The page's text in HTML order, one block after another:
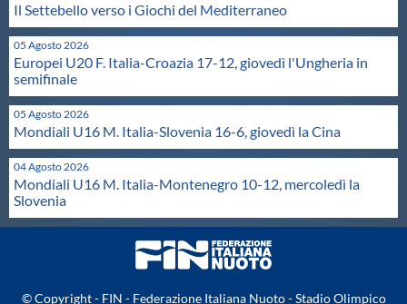
Sostenibilità
Privacy
Cookie Policy
Archivio News
Il Settebello verso i Giochi del Mediterraneo
05 Agosto 2026
Europei U20 F. Italia-Croazia 17-12, giovedì l'Ungheria in
semifinale
05 Agosto 2026
Mondiali U16 M. Italia-Slovenia 16-6, giovedì la Cina
04 Agosto 2026
Mondiali U16 M. Italia-Montenegro 10-12, mercoledì la
Slovenia
© Copyright - FIN - Federazione Italiana Nuoto - Stadio Olimpico